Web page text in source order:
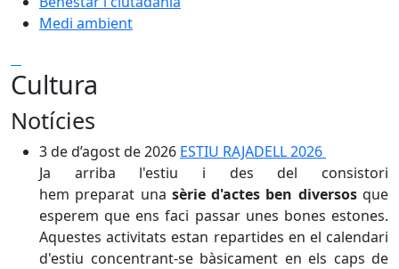
Medi ambient
Cultura
Notícies
3 de d’agost de 2026 ESTIU RAJADELL 2026
Ja arriba l'estiu i des del consistori
hem preparat una sèrie d'actes ben diversosque
esperem que ens faci passar unes bones estones.
Aquestes activitats estan repartides en el calendari
d'estiu concentrant-se bàsicament en els caps de